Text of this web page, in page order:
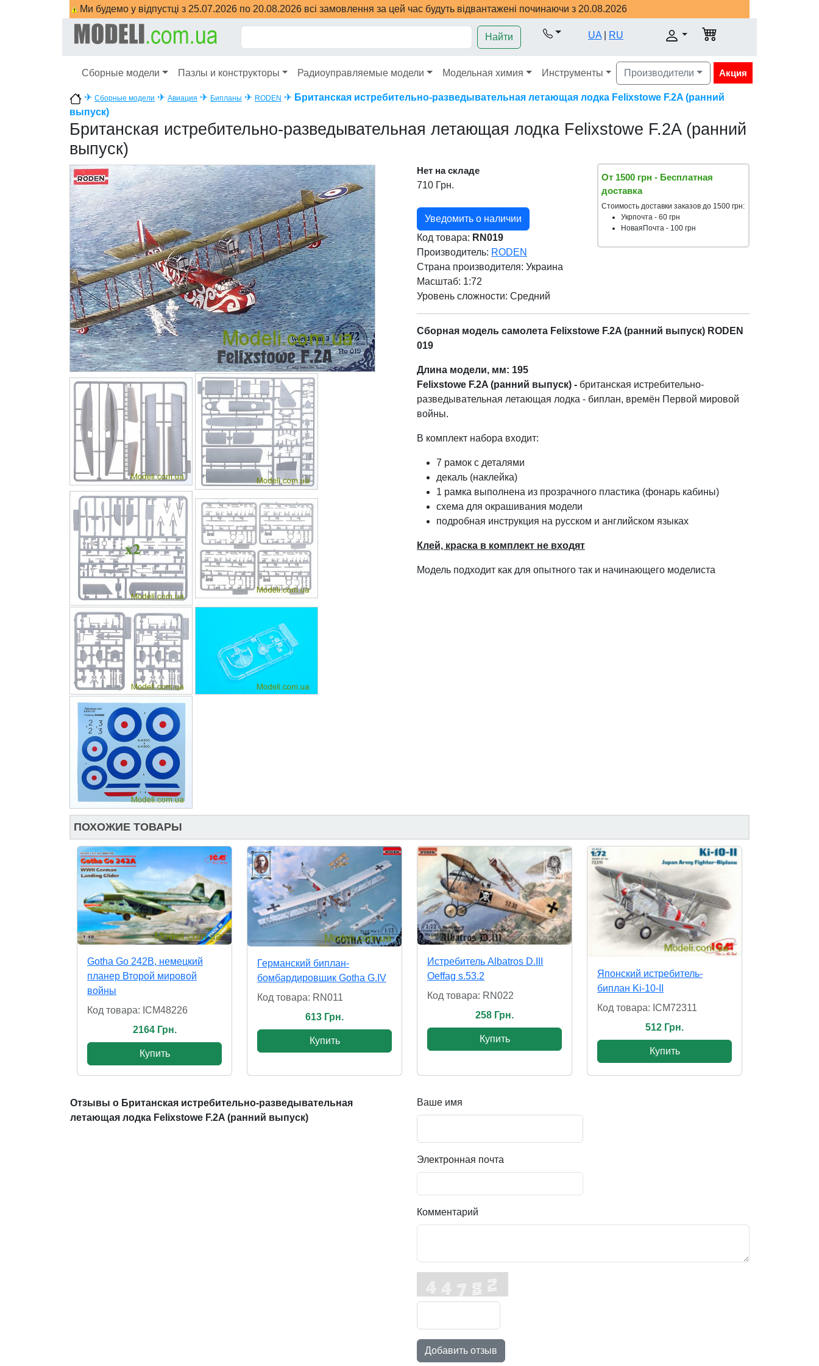
Ми будемо у відпустці з 25.07.2026 по 20.08.2026 всі замовлення за цей час будуть відвантажені починаючи з 20.08.2026
Найти UA RU
Сборные модели Пазлы и конструкторы Радиоуправляемые модели Модельная химия Инструменты Производители Акция
✈ Сборные модели ✈ Авиация ✈ Бипланы ✈ RODEN ✈ Британская истребительно-разведывательная летающая лодка Felixstowe F.2A (ранний
выпуск)
Британская истребительно-разведывательная летающая лодка Felixstowe F.2A (ранний
выпуск)
Нет на складе
710 Грн.
Уведомить о наличии
Код товара: RN019
Производитель: RODEN
Страна производителя: Украина
Масштаб: 1:72
Уровень сложности: Cредний
От 1500 грн - Бесплатная
доставка
Стоимость доставки заказов до 1500 грн:
Укрпочта - 60 грн
НоваяПочта - 100 грн
Сборная модель самолета Felixstowe F.2A (ранний выпуск) RODEN
019
Длина модели, мм: 195
Felixstowe F.2A (ранний выпуск) - британская истребительно-
разведывательная летающая лодка - биплан, времён Первой мировой
войны.
В комплект набора входит:
7 рамок с деталями
декаль (наклейка)
1 рамка выполнена из прозрачного пластика (фонарь кабины)
схема для окрашивания модели
подробная инструкция на русском и английском языках
Клей, краска в комплект не входят
Модель подходит как для опытного так и начинающего моделиста
ПОХОЖИЕ ТОВАРЫ
Gotha Go 242B, немецкий
планер Второй мировой
войны
Код товара: ICM48226
2164 Грн.
Купить
Германский биплан-
бомбардировщик Gotha G.IV
Код товара: RN011
613 Грн.
Купить
Истребитель Albatros D.III
Oeffag s.53.2
Код товара: RN022
258 Грн.
Купить
Японский истребитель-
биплан Ki-10-II
Код товара: ICM72311
512 Грн.
Купить
Отзывы о Британская истребительно-разведывательная
летающая лодка Felixstowe F.2A (ранний выпуск)
Ваше имя
Электронная почта
Комментарий
Добавить отзыв